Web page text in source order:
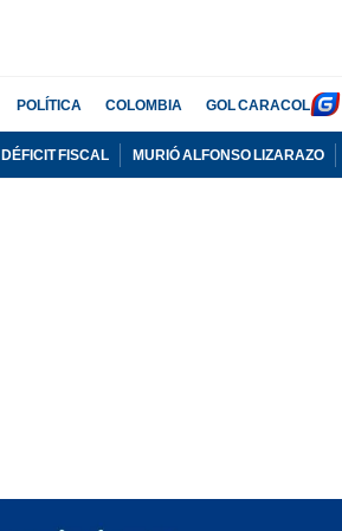
POLÍTICA COLOMBIA GOL CARACOL
DÉFICIT FISCAL MURIÓ ALFONSO LIZARAZO